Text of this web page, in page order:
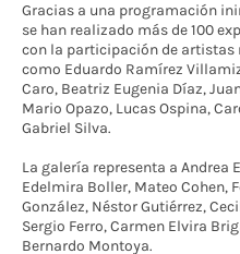
Gracias a una programación
se han realizado más de 100
con la participación de artistas
como Eduardo Ramírez
Caro, Beatriz Eugenia Díaz,
Mario Opazo, Lucas Ospina,
Gabriel Silva.
La galería representa a Andrea
Edelmira Boller, Mateo Cohen,
González, Néstor Gutiérrez,
Sergio Ferro, Carmen Elvira
Bernardo Montoya.